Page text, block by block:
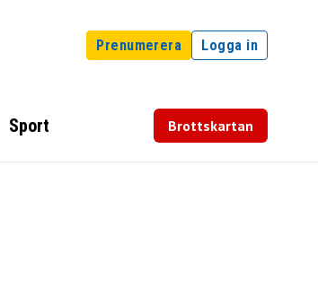
Prenumerera Logga in
Sport Brottskartan